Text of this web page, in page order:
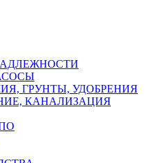
ГРУНТЫ, УДОБРЕНИЯ
КАНАЛИЗАЦИЯ